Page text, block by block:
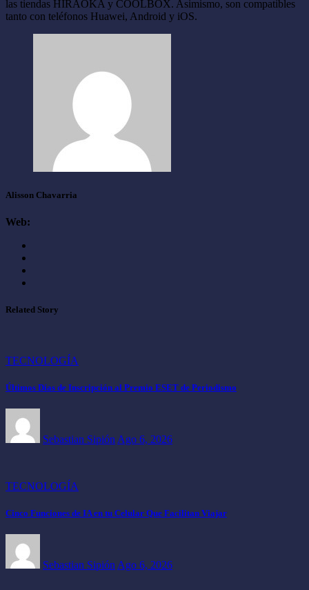
las tiendas HIRAOKA y COOLBOX. Asimismo, son compatibles
tanto con teléfonos Huawei, Android y iOS.
Alisson Chavarria
Web:
Related Story
TECNOLOGÍA
Últimos Días de Inscripción al Premio ESET de Periodismo
Sebastian Sipión Ago 6, 2026
TECNOLOGÍA
Cinco Funciones de IA en tu Celular Que Facilitan Viajar
Sebastian Sipión Ago 6, 2026